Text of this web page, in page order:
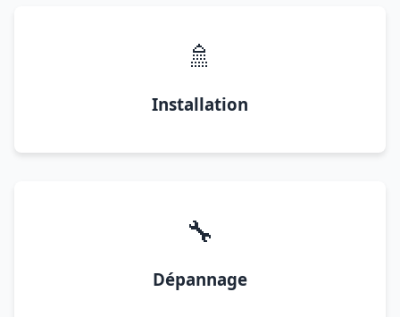
🚿
Installation
🔧
Dépannage